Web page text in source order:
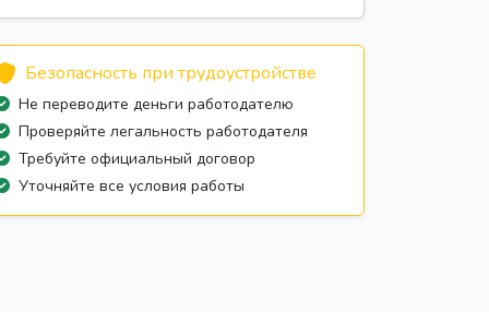
Безопасность при трудоустройстве
Не переводите деньги работодателю
Проверяйте легальность работодателя
Требуйте официальный договор
Уточняйте все условия работы